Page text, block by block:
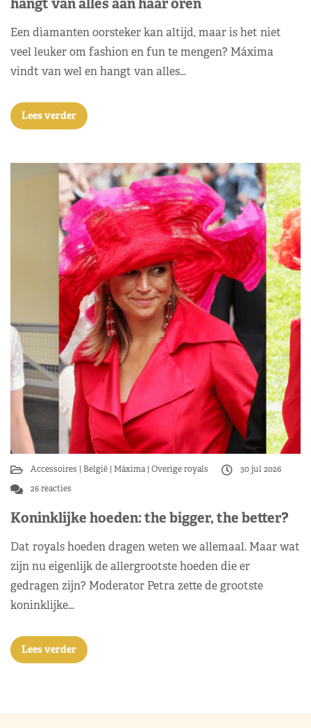
Een diamanten oorsteker kan altijd, maar is het niet
veel leuker om fashion en fun te mengen? Máxima
vindt van wel en hangt van alles…
Lees verder
Accessoires België Máxima Overige royals
30 jul 2026
26 reacties
Koninklijke hoeden: the bigger, the better?
Dat royals hoeden dragen weten we allemaal. Maar wat
zijn nu eigenlijk de allergrootste hoeden die er
gedragen zijn? Moderator Petra zette de grootste
koninklijke…
Lees verder